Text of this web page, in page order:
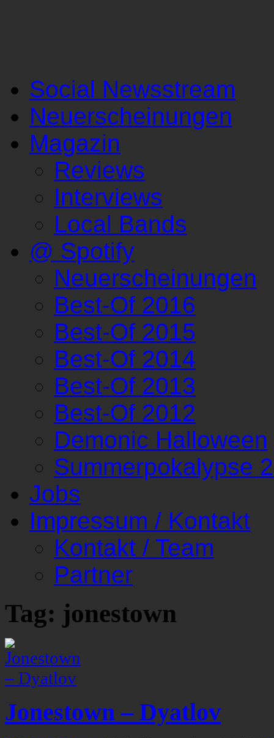
Social Newsstream
Neuerscheinungen
Magazin
Reviews
Interviews
Local Bands
@ Spotify
Neuerscheinungen
Best-Of 2016
Best-Of 2015
Best-Of 2014
Best-Of 2013
Best-Of 2012
Demonic Halloween
Summerpokalypse
Jobs
Impressum / Kontakt
Kontakt / Team
Partner
Tag: jonestown
Jonestown – Dyatlov